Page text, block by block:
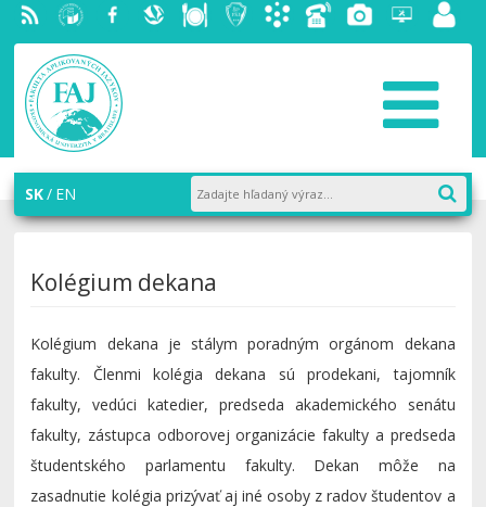
RSS EU v
Bratislave
FacebookSlovenskáStravovanie
ŠtudentskýAkademický
TelefónnyFotogaléria
Helpdesk
SK EN
Kolégium dekana
Kolégium dekana je stálym poradným orgánom dekana
fakulty. Členmi kolégia dekana sú prodekani, tajomník
fakulty, vedúci katedier, predseda akademického senátu
fakulty, zástupca odborovej organizácie fakulty a predseda
študentského parlamentu fakulty. Dekan môže na
zasadnutie kolégia prizývať aj iné osoby z radov študentov a